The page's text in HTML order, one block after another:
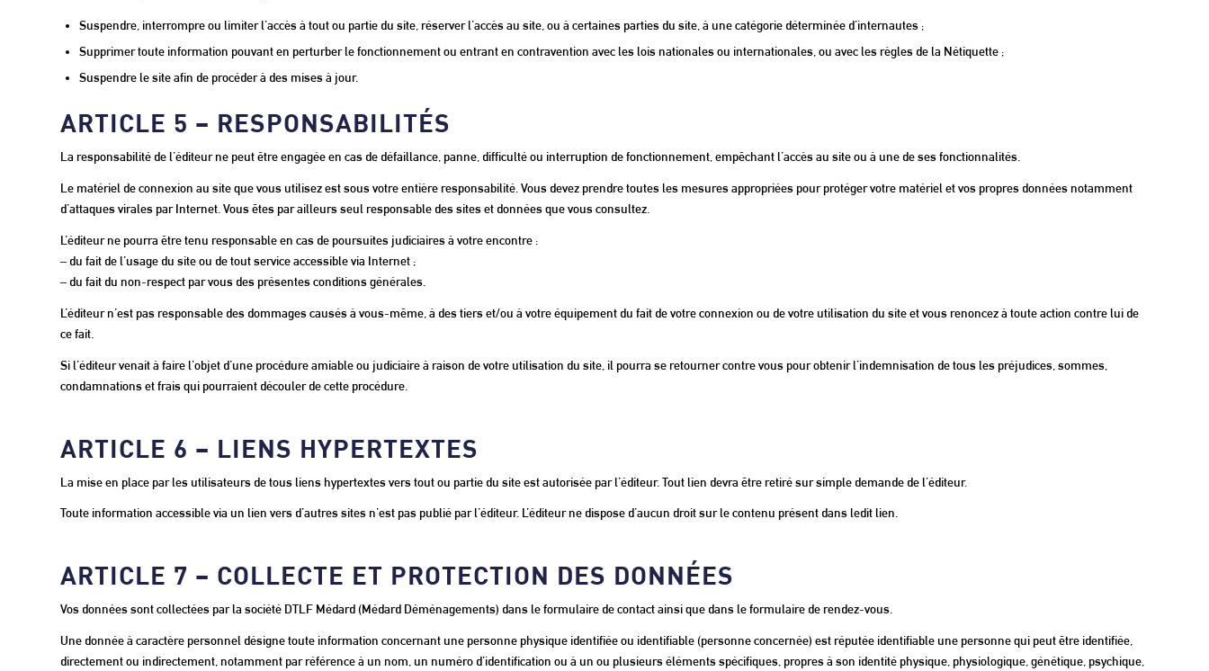
Suspendre, interrompre ou limiter l’accès à tout ou partie du site, réserver l’accès au site, ou à certaines parties du site, à une catégorie déterminée d’internautes ;
Supprimer toute information pouvant en perturber le fonctionnement ou entrant en contravention avec les lois nationales ou internationales, ou avec les règles de la Nétiquette ;
Suspendre le site afin de procéder à des mises à jour.
ARTICLE 5 – RESPONSABILITÉS
La responsabilité de l’éditeur ne peut être engagée en cas de défaillance, panne, difficulté ou interruption de fonctionnement, empêchant l’accès au site ou à une de ses fonctionnalités.
Le matériel de connexion au site que vous utilisez est sous votre entière responsabilité. Vous devez prendre toutes les mesures appropriées pour protéger votre matériel et vos propres données notamment
d’attaques virales par Internet. Vous êtes par ailleurs seul responsable des sites et données que vous consultez.
L’éditeur ne pourra être tenu responsable en cas de poursuites judiciaires à votre encontre :
– du fait de l’usage du site ou de tout service accessible via Internet ;
– du fait du non-respect par vous des présentes conditions générales.
L’éditeur n’est pas responsable des dommages causés à vous-même, à des tiers et/ou à votre équipement du fait de votre connexion ou de votre utilisation du site et vous renoncez à toute action contre lui de
ce fait.
Si l’éditeur venait à faire l’objet d’une procédure amiable ou judiciaire à raison de votre utilisation du site, il pourra se retourner contre vous pour obtenir l’indemnisation de tous les préjudices, sommes,
condamnations et frais qui pourraient découler de cette procédure.
ARTICLE 6 – LIENS HYPERTEXTES
La mise en place par les utilisateurs de tous liens hypertextes vers tout ou partie du site est autorisée par l’éditeur. Tout lien devra être retiré sur simple demande de l’éditeur.
Toute information accessible via un lien vers d’autres sites n’est pas publié par l’éditeur. L’éditeur ne dispose d’aucun droit sur le contenu présent dans ledit lien.
ARTICLE 7 – COLLECTE ET PROTECTION DES DONNÉES
Vos données sont collectées par la société DTLF Médard (Médard Déménagements) dans le formulaire de contact ainsi que dans le formulaire de rendez-vous.
Une donnée à caractère personnel désigne toute information concernant une personne physique identifiée ou identifiable (personne concernée) est réputée identifiable une personne qui peut être identifiée,
directement ou indirectement, notamment par référence à un nom, un numéro d’identification ou à un ou plusieurs éléments spécifiques, propres à son identité physique, physiologique, génétique, psychique,